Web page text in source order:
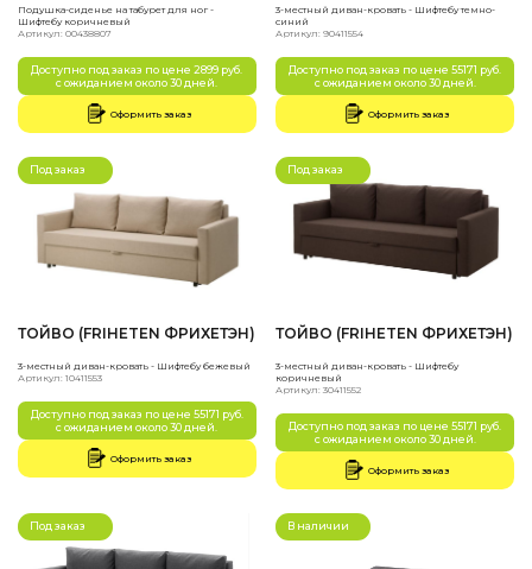
Подушка-сиденье на табурет для ног -
Шифтебу коричневый
Артикул: 00438807
Доступно под заказ по цене 2899 руб.
с ожиданием около 30 дней.
Оформить заказ
3-местный диван-кровать - Шифтебу темно-
синий
Артикул: 90411554
Доступно под заказ по цене 55171 руб.
с ожиданием около 30 дней.
Оформить заказ
Под заказ
ТОЙВО (FRIHETEN ФРИХЕТЭН)
3-местный диван-кровать - Шифтебу бежевый
Артикул: 10411553
Доступно под заказ по цене 55171 руб.
с ожиданием около 30 дней.
Оформить заказ
Под заказ
ТОЙВО (FRIHETEN ФРИХЕТЭН)
3-местный диван-кровать - Шифтебу
коричневый
Артикул: 30411552
Доступно под заказ по цене 55171 руб.
с ожиданием около 30 дней.
Оформить заказ
Под заказ В наличии